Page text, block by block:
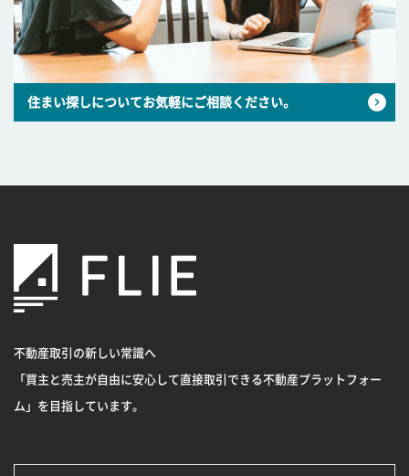
住まい探しについてお気軽にご相談ください。
不動産取引の新しい常識へ
「買主と売主が自由に安心して直接取引できる不動産プラットフォー
ム」を目指しています。